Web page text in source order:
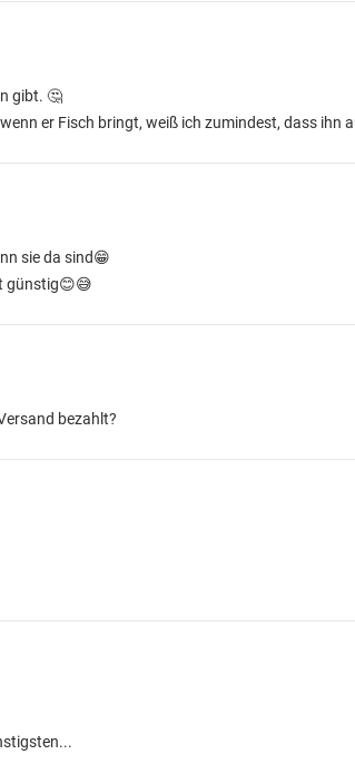
gibt. 🤔
er Fisch bringt, weiß ich zumindest, dass ihn
sie da sind😁
günstig😊😅
bezahlt?